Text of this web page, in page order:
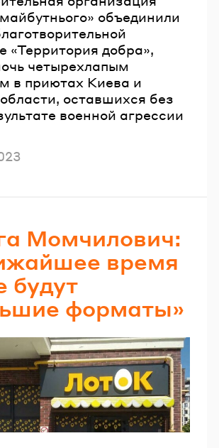
объединили
«Территория добра»,
четырехлапым
в приютах Киева и
оставшихся без
военной агрессии
Момчилович:
время
будут
форматы»
Забыли пароль?
ВОЙТИ